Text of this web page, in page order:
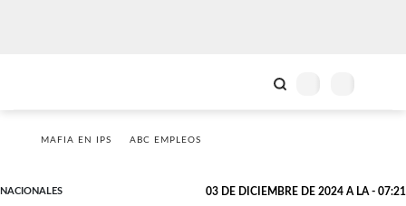
MAFIA EN IPS ABC EMPLEOS
NACIONALES 03 DE DICIEMBRE DE 2024 A LA - 07:21